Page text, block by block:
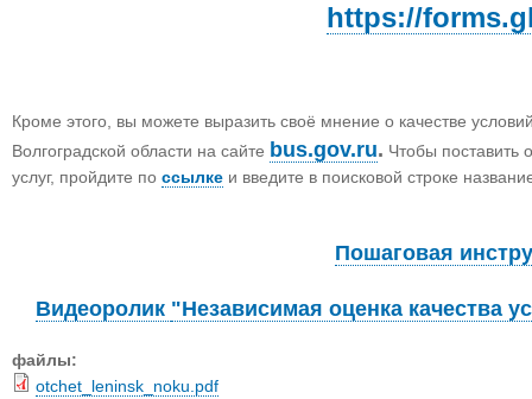
https://
Кроме этого, вы можете выразить своё мнение о качестве
Волгоградской области на сайте bus.gov.ru. Чтобы поставить
услуг, пройдите по ссылке и введите в поисковой строке
Пошаговая
Видеоролик "Независимая оценка качества
файлы:
otchet_leninsk_noku.pdf